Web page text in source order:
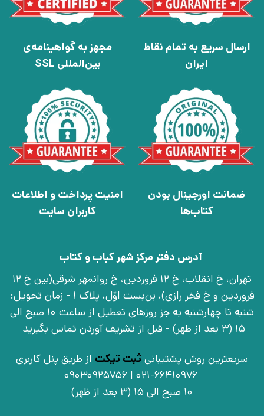
ارسال سریع به تمام نقاط
ایران
مجهز به گواهینامه‌ی
بین‌المللی SSL
ضمانت اورجینال بودن
کتاب‌ها
امنیت پرداخت و اطلاعات
کاربران سایت
آدرس دفتر مرکز شهر کباب و کتاب
تهران، خ انقلاب، خ 12 فروردین، خ روانمهر شرقی(بین خ 12
فروردین و خ فخر رازی)، بن‌بست اوّل، پلاک 1 - زمان تحویل:
شنبه تا چهارشنبه به جز روزهای تعطیل از ساعت 10 صبح الی
15 (3 بعد از ظهر) - قبل از تشریف آوردن تماس بگیرید
سریعترین روش پشتیبانی ثبت تیکت از طریق پنل کاربری
021-66410976 | 09030925756
10 صبح الی 15 (3 بعد از ظهر)